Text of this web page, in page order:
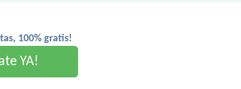
100% gratis!
YA!